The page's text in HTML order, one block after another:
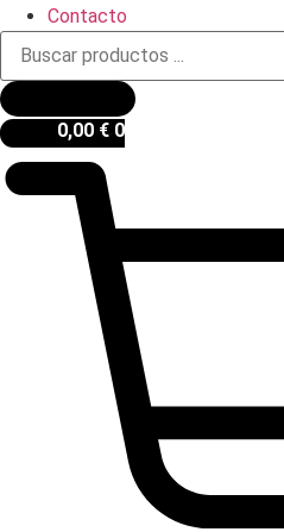
Contacto
Búsqueda
productos
0,00 € 0